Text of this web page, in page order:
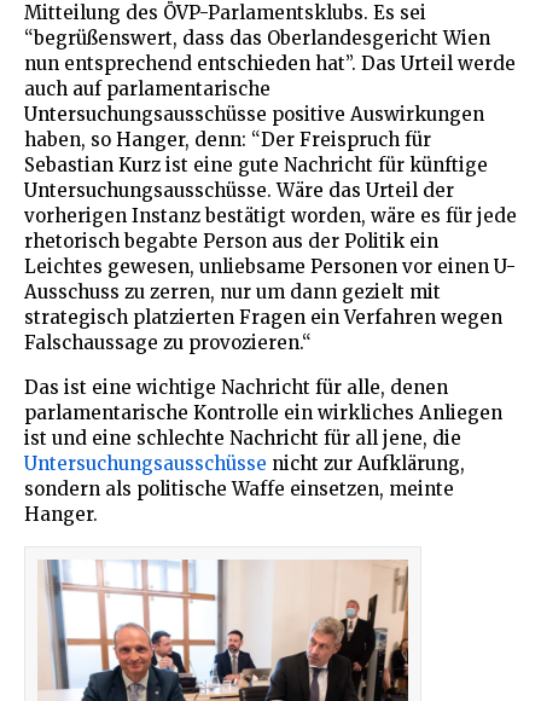
Mitteilung des ÖVP-Parlamentsklubs. Es sei
“begrüßenswert, dass das Oberlandesgericht Wien
nun entsprechend entschieden hat”. Das Urteil werde
auch auf parlamentarische
Untersuchungsausschüsse positive Auswirkungen
haben, so Hanger, denn: “Der Freispruch für
Sebastian Kurz ist eine gute Nachricht für künftige
Untersuchungsausschüsse. Wäre das Urteil der
vorherigen Instanz bestätigt worden, wäre es für jede
rhetorisch begabte Person aus der Politik ein
Leichtes gewesen, unliebsame Personen vor einen U-
Ausschuss zu zerren, nur um dann gezielt mit
strategisch platzierten Fragen ein Verfahren wegen
Falschaussage zu provozieren.“
Das ist eine wichtige Nachricht für alle, denen
parlamentarische Kontrolle ein wirkliches Anliegen
ist und eine schlechte Nachricht für all jene, die
Untersuchungsausschüsse nicht zur Aufklärung,
sondern als politische Waffe einsetzen, meinte
Hanger.